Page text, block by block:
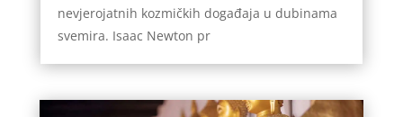
nevjerojatnih kozmičkih događaja u dubinama
svemira. Isaac Newton pr